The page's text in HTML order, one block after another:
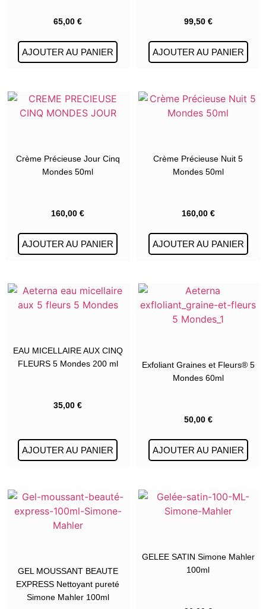
65,00€
AJOUTER AU PANIER
99,50 €
AJOUTER AU PANIER
Crème Précieuse Jour Cinq
Mondes 50ml
160,00€
AJOUTER AU PANIER
Crème Précieuse Nuit 5
Mondes 50ml
160,00 €
AJOUTER AU PANIER
EAU MICELLAIRE AUX CINQ
FLEURS 5 Mondes 200 ml
35,00€
AJOUTER AU PANIER
Exfoliant Graines et Fleurs® 5
Mondes 60ml
50,00 €
AJOUTER AU PANIER
GEL MOUSSANT BEAUTE
EXPRESS Nettoyant pureté
Simone Mahler 100ml
GELEE SATIN Simone Mahler
100ml